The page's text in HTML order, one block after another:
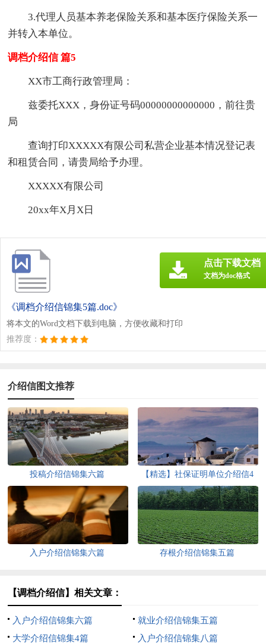
3.代理人员基本养老保险关系和基本医疗保险关系一
并转入本单位。
调档介绍信 篇5
XX市工商行政管理局：
兹委托XXX，身份证号码00000000000000，前往贵
局
查询打印XXXXX有限公司私营企业基本情况登记表
和租赁合同，请贵局给予办理。
XXXXX有限公司
20xx年X月X日
《调档介绍信锦集5篇.doc》
将本文的Word文档下载到电脑，方便收藏和打印
推荐度：
点击下载文档
文档为doc格式
介绍信图文推荐
投稿介绍信锦集六篇
【精选】社保证明单位介绍信4
篇
入户介绍信锦集六篇 存根介绍信锦集五篇
【调档介绍信】相关文章：
入户介绍信锦集六篇
就业介绍信锦集五篇
大学介绍信锦集4篇
入户介绍信锦集八篇